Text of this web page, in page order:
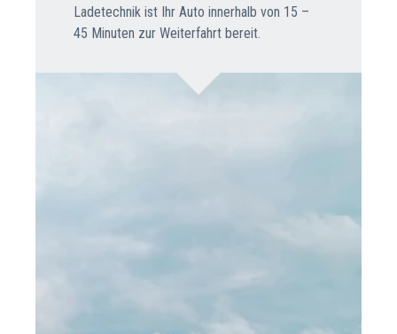
Ladetechnik ist Ihr Auto innerhalb von 15 –
45 Minuten zur Weiterfahrt bereit.